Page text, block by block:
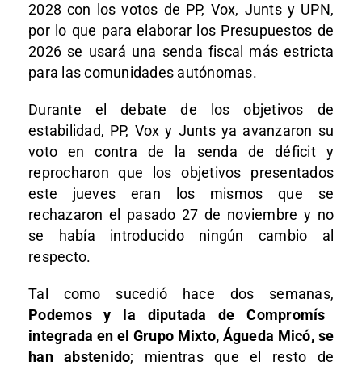
2028 con los votos de PP, Vox, Junts y UPN,
por lo que para elaborar los Presupuestos de
2026 se usará una senda fiscal más estricta
para las comunidades autónomas.
Durante el debate de los objetivos de
estabilidad, PP, Vox y Junts ya avanzaron su
voto en contra de la senda de déficit y
reprocharon que los objetivos presentados
este jueves eran los mismos que se
rechazaron el pasado 27 de noviembre y no
se había introducido ningún cambio al
respecto.
Tal como sucedió hace dos semanas,
Podemos y la diputada de Compromís
integrada en el Grupo Mixto, Águeda Micó, se
han abstenido; mientras que el resto de